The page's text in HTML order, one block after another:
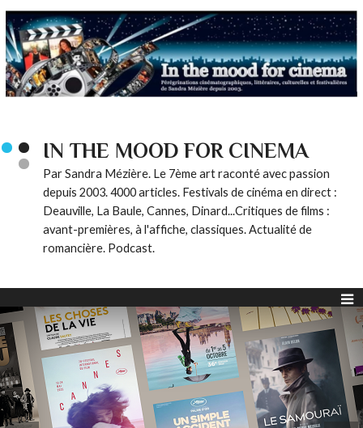
IN THE MOOD FOR CINEMA
Par Sandra Mézière. Le 7ème art raconté avec passion
depuis 2003. 4000 articles. Festivals de cinéma en direct :
Deauville, La Baule, Cannes, Dinard...Critiques de films :
avant-premières, à l'affiche, classiques. Actualité de
romancière. Podcast.